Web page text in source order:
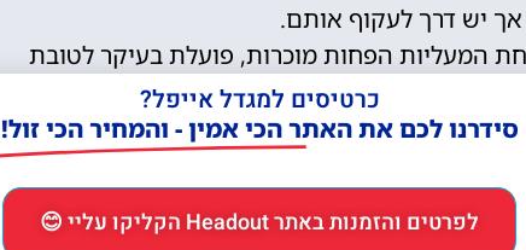
אך יש דרך לעקוף אותם.
המעליות הפחות מוכרות, פועלת בעיקר לטובת
ולא פתוחה למבקרים.
וכיצד לקצר אותם
זמן ההמתנה הארוך למעליות, במיוחד בשעות
את ההמתנה ולחסוך זמן יקר:
כרטיסים למגדל אייפל?
סידרנו לכם את האתר הכי אמין - והמחיר הכי זול!
לפרטים והזמנות באתר Headout הקליקו עליי 😊